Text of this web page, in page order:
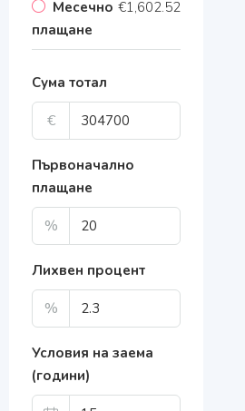
Месечно
плащане
€1,602.52
Сума тотал
€
Първоначално
плащане
%
Лихвен процент
%
Условия на заема
(години)